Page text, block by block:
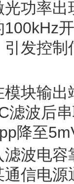
功率
发控制
模块输
滤波后
降至
波电
信电